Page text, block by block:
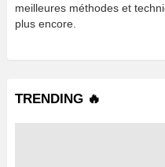
meilleures méthodes et
plus encore.
TRENDING 🔥